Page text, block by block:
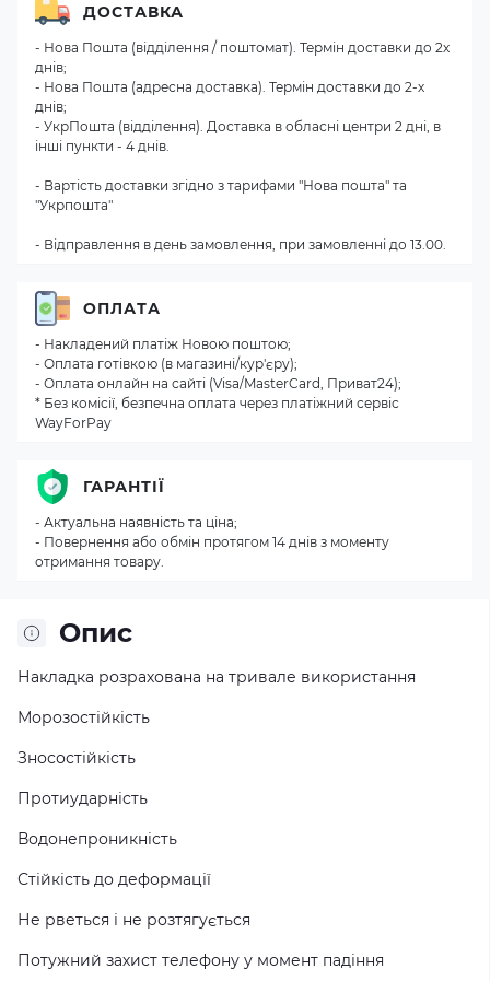
Опис
Накладка розрахована на тривале використання
Морозостійкість
Зносостійкість
Протиударність
Водонепроникність
Стійкість до деформації
Не рветься і не розтягується
Потужний захист телефону у момент падіння
ДОСТАВКА
- Нова Пошта (відділення / поштомат). Термін доставки до 2х
днів;
- Нова Пошта (адресна доставка). Термін доставки до 2-х
днів;
- УкрПошта (відділення). Доставка в обласні центри 2 дні, в
інші пункти - 4 днів.
- Вартість доставки згідно з тарифами "Нова пошта" та
"Укрпошта"
- Відправлення в день замовлення, при замовленні до 13.00.
ОПЛАТА
- Накладений платіж Новою поштою;
- Оплата готівкою (в магазині/кур'єру);
- Оплата онлайн на сайті (Visa/MasterCard, Приват24);
* Без комісії, безпечна оплата через платіжний сервіс
WayForPay
ГАРАНТІЇ
- Актуальна наявність та ціна;
- Повернення або обмін протягом 14 днів з моменту
отримання товару.